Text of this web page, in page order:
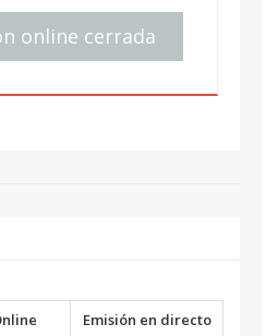
online cerrada
Emisión en directo